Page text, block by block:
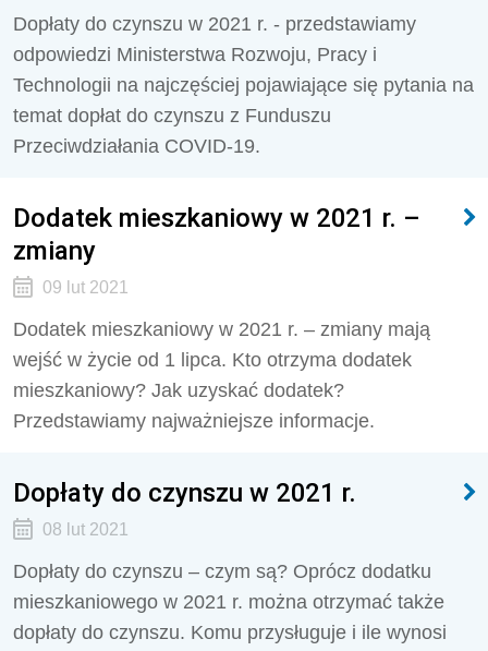
Dopłaty do czynszu w 2021 r. - przedstawiamy
odpowiedzi Ministerstwa Rozwoju, Pracy i
Technologii na najczęściej pojawiające się pytania na
temat dopłat do czynszu z Funduszu
Przeciwdziałania COVID-19.
Dodatek mieszkaniowy w 2021 r. –
zmiany
09 lut 2021
Dodatek mieszkaniowy w 2021 r. – zmiany mają
wejść w życie od 1 lipca. Kto otrzyma dodatek
mieszkaniowy? Jak uzyskać dodatek?
Przedstawiamy najważniejsze informacje.
Dopłaty do czynszu w 2021 r.
08 lut 2021
Dopłaty do czynszu – czym są? Oprócz dodatku
mieszkaniowego w 2021 r. można otrzymać także
dopłaty do czynszu. Komu przysługuje i ile wynosi